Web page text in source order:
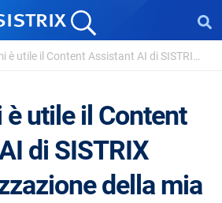
è utile il Content Assistant AI di SISTRIX ...
è utile il Content
di SISTRIX
della mia